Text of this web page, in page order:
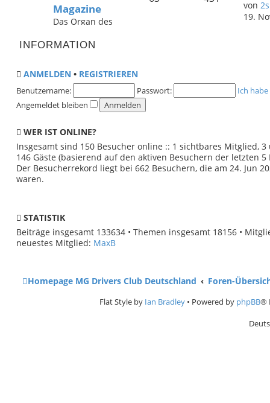
sind hier
erwünscht!
Gebrauchtteile
... hier wird man
fündig! Oder
meldet sich auf
Suchanzeige,
wer weiß?
Magazine
Das Organ des
Drivers
Mithilfe sind
hier gerne
gesehen. Hier
tummelt sich die
Layout-
Department!
von
19.
INFORMATION
ANMELDEN • REGISTRIEREN
Benutzername: Passwort:
Ich
Angemeldet bleiben
WER IST ONLINE?
Insgesamt sind 150 Besucher online :: 1 sichtbares Mitglied,
146 Gäste (basierend auf den aktiven Besuchern der letzten
Der Besucherrekord liegt bei 662 Besuchern, die am 24. Jun
waren.
STATISTIK
Beiträge insgesamt 133634 • Themen insgesamt 18156 •
neuestes Mitglied: MaxB
Homepage MG Drivers Club Deutschland Foren-
Flat Style by Ian Bradley • Powered by phpBB®